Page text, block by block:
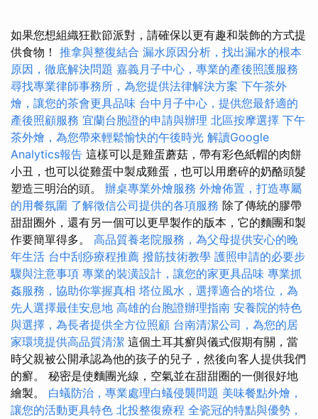
如果您想組織狂歡節派對，請確保以更有趣和裝飾的方式提
供食物！ 推拿與整復結合 漏水原因分析，找出漏水的根本
原因，徹底解決問題 嘉義月子中心，專業的產後照護服務
尋找專業律師事務所，為您提供法律解決方案 下午茶外
燴，讓您的茶會更具品味 台中月子中心，提供您最舒適的
產後照顧服務 宜蘭台胞證的申請與辦理 北區按摩選擇 下午
茶外燴，為您帶來輕鬆愉快的午後時光 解讀Google
Analytics報告 這樣可以是雞蛋蘑菇，帶有彩色紙帽的肉餅
小丑，也可以從雞蛋中製成雞蛋，也可以用磨碎的奶酪頭髮
塑造三明治的頭。 辦桌專業外燴服務 外燴佈置，打造專屬
的用餐氛圍 了解徵信公司提供的各項服務 除了傳統的膠帶
甜甜圈外，還有另一個可以更早製作的版本，它的麵團和製
作要簡單得多。 高品質養老院服務，為父母提供安心的晚
年生活 台中刮痧療程推薦 撥筋技術教學 護照申請的必要步
驟與注意事項 專業的裝潢設計，讓您的家更具品味 專業抓
姦服務，協助你掌握真相 塔位風水，選擇適合的塔位，為
先人選擇最佳安息地 高雄的台胞證辦理指南 安養院的特色
與選擇，為長者提供全方位照顧 台南清潔公司，為您的居
家環境提供高品質清潔 這個土耳其癬與儀式假期有關，當
時父親被公開承認為他的孩子的兒子，然後向客人提供我們
的癬。 秘密是使麵團光線，空氣並在甜甜圈的一側很好地
繪製。 白蟻防治，專業處理白蟻侵襲問題 美味餐點外燴，
讓您的活動更具特色 北投整復療程 全瓷冠的特點與優勢，